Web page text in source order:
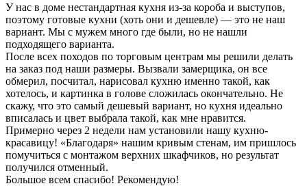
У нас в доме нестандартная кухня из-за короба и выступов,
поэтому готовые кухни (хоть они и дешевле) — это не наш
вариант. Мы с мужем много где были, но не нашли
подходящего варианта.
После всех походов по торговым центрам мы решили делать
на заказ под наши размеры. Вызвали замерщика, он все
обмерил, посчитал, нарисовал кухню именно такой, как
хотелось, и картинка в голове сложилась окончательно. Не
скажу, что это самый дешевый вариант, но кухня идеально
вписалась и цвет выбрала такой, как мне нравится.
Примерно через 2 недели нам установили нашу кухню-
красавицу! «Благодаря» нашим кривым стенам, им пришлось
помучиться с монтажом верхних шкафчиков, но результат
получился отменный.
Большое всем спасибо! Рекомендую!